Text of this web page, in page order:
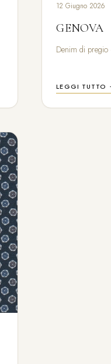
12 Giugno 2026
GENOVA
Denim di
LEGGI TUTTO